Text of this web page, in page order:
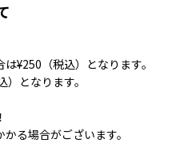
¥250（税込）となります。
となります。
る場合がございます。